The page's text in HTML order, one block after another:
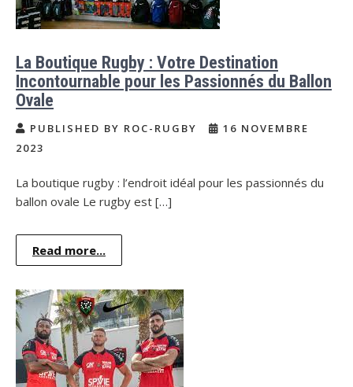
La Boutique Rugby : Votre Destination
Incontournable pour les Passionnés du Ballon
Ovale
PUBLISHED BY ROC-RUGBY
16 NOVEMBRE
2023
La boutique rugby : l’endroit idéal pour les passionnés du
ballon ovale Le rugby est […]
Read more...